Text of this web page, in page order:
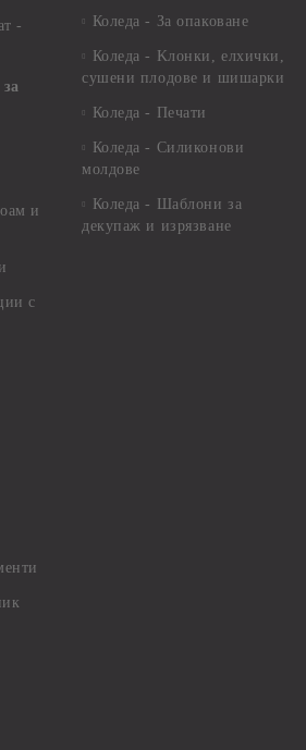
-
и
с
Коледа - За опаковане
Коледа - Kлонки, елхички,
сушени плодове и шишарки
Коледа - Печати
Коледа - Силиконови
молдове
Коледа - Шаблони за
декупаж и изрязване